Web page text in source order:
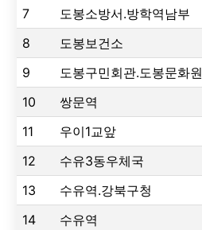
7
도봉소방서.방학역남부
8
도봉보건소
9
도봉구민회관.도봉문화원
10
쌍문역
11
우이1교앞
12
수유3동우체국
13
수유역.강북구청
14
수유역